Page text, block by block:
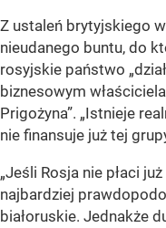
Z ustaleń brytyjskiego
nieudanego buntu, do
rosyjskie państwo
biznesowym
Prigożyna”. „Istnieje
nie finansuje już tej
„Jeśli Rosja nie płaci
najbardziej
białoruskie. Jednakże